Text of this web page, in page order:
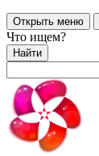
Открыть меню
Что ищем?
Найти